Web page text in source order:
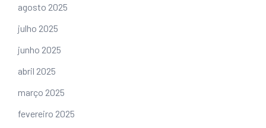
agosto 2025
julho 2025
junho 2025
abril 2025
março 2025
fevereiro 2025